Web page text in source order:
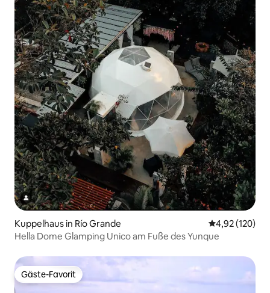
Kuppelhaus in Río Grande
4,92 (120)
Hella Dome Glamping Unico am Fuße des Yunque
Gäste-Favorit
Gäste-Favorit